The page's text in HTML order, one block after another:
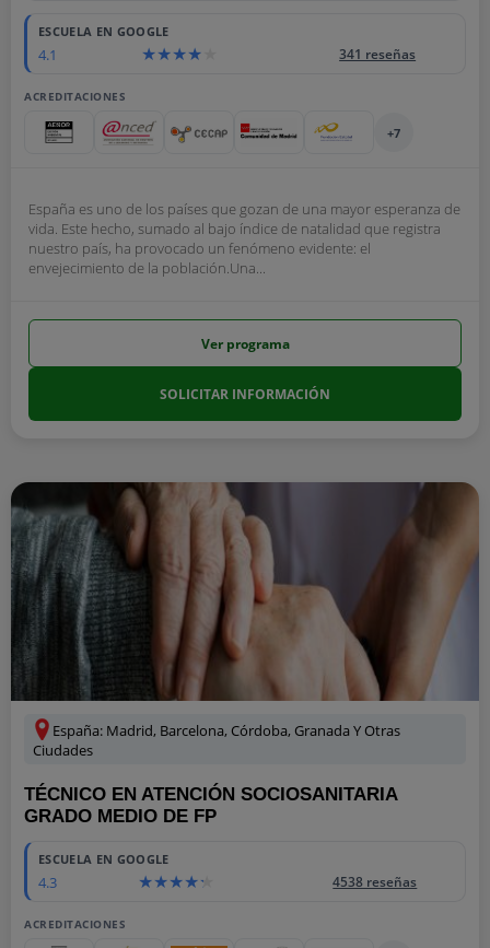
ESCUELA EN GOOGLE
4.1 341 reseñas
ACREDITACIONES
+7
España es uno de los países que gozan de una mayor esperanza de
vida. Este hecho, sumado al bajo índice de natalidad que registra
nuestro país, ha provocado un fenómeno evidente: el
envejecimiento de la población.Una...
Ver programa
SOLICITAR INFORMACIÓN
España: Madrid, Barcelona, Córdoba, Granada Y Otras
Ciudades
TÉCNICO EN ATENCIÓN SOCIOSANITARIA
GRADO MEDIO DE FP
ESCUELA EN GOOGLE
4.3 4538 reseñas
ACREDITACIONES